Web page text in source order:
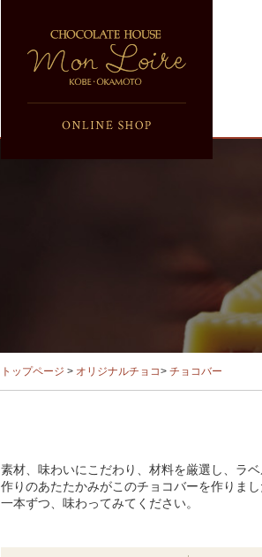
トップページ > オリジナルチョコ> チョコバー
素材、味わいにこだわり、材料を厳選し、ラ
作りのあたたかみがこのチョコバーを作りま
一本ずつ、味わってみてください。